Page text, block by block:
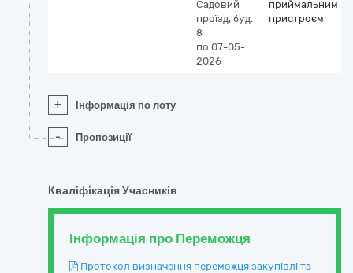
Садовий
проїзд, буд.
8
по 07-05-
2026
приймальним
пристроєм
+ Інформація по лоту
- Пропозиції
Кваліфікація Учасників
Інформація про Переможця
Протокол визначення переможця закупівлі та